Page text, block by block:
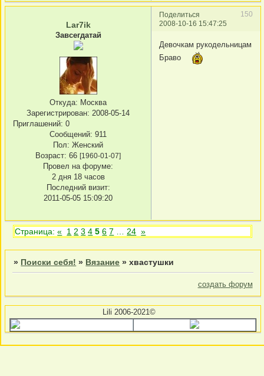
Поделиться
150
2008-10-16 15:47:25
Lar7ik
Завсегдатай
Откуда: Москва
Зарегистрирован: 2008-05-14
Приглашений: 0
Сообщений: 911
Пол: Женский
Возраст: 66 [1960-01-07]
Провел на форуме:
2 дня 18 часов
Последний визит:
2011-05-05 15:09:20
Девочкам рукодельницам
Браво
Страница:« 1 2 3 4 5 6 7 … 24 »
» Поиски себя! » Вязание »хвастушки
создать форум
Lili 2006-2021©